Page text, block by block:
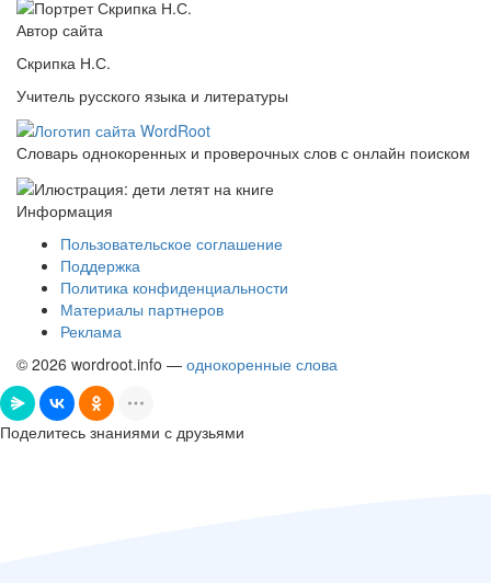
Автор сайта
Скрипка Н.С.
Учитель русского языка и литературы
Словарь однокоренных и проверочных слов с онлайн поиском
Информация
Пользовательское соглашение
Поддержка
Политика конфиденциальности
Материалы партнеров
Реклама
© 2026 wordroot.info — однокоренные слова
Поделитесь знаниями с друзьями